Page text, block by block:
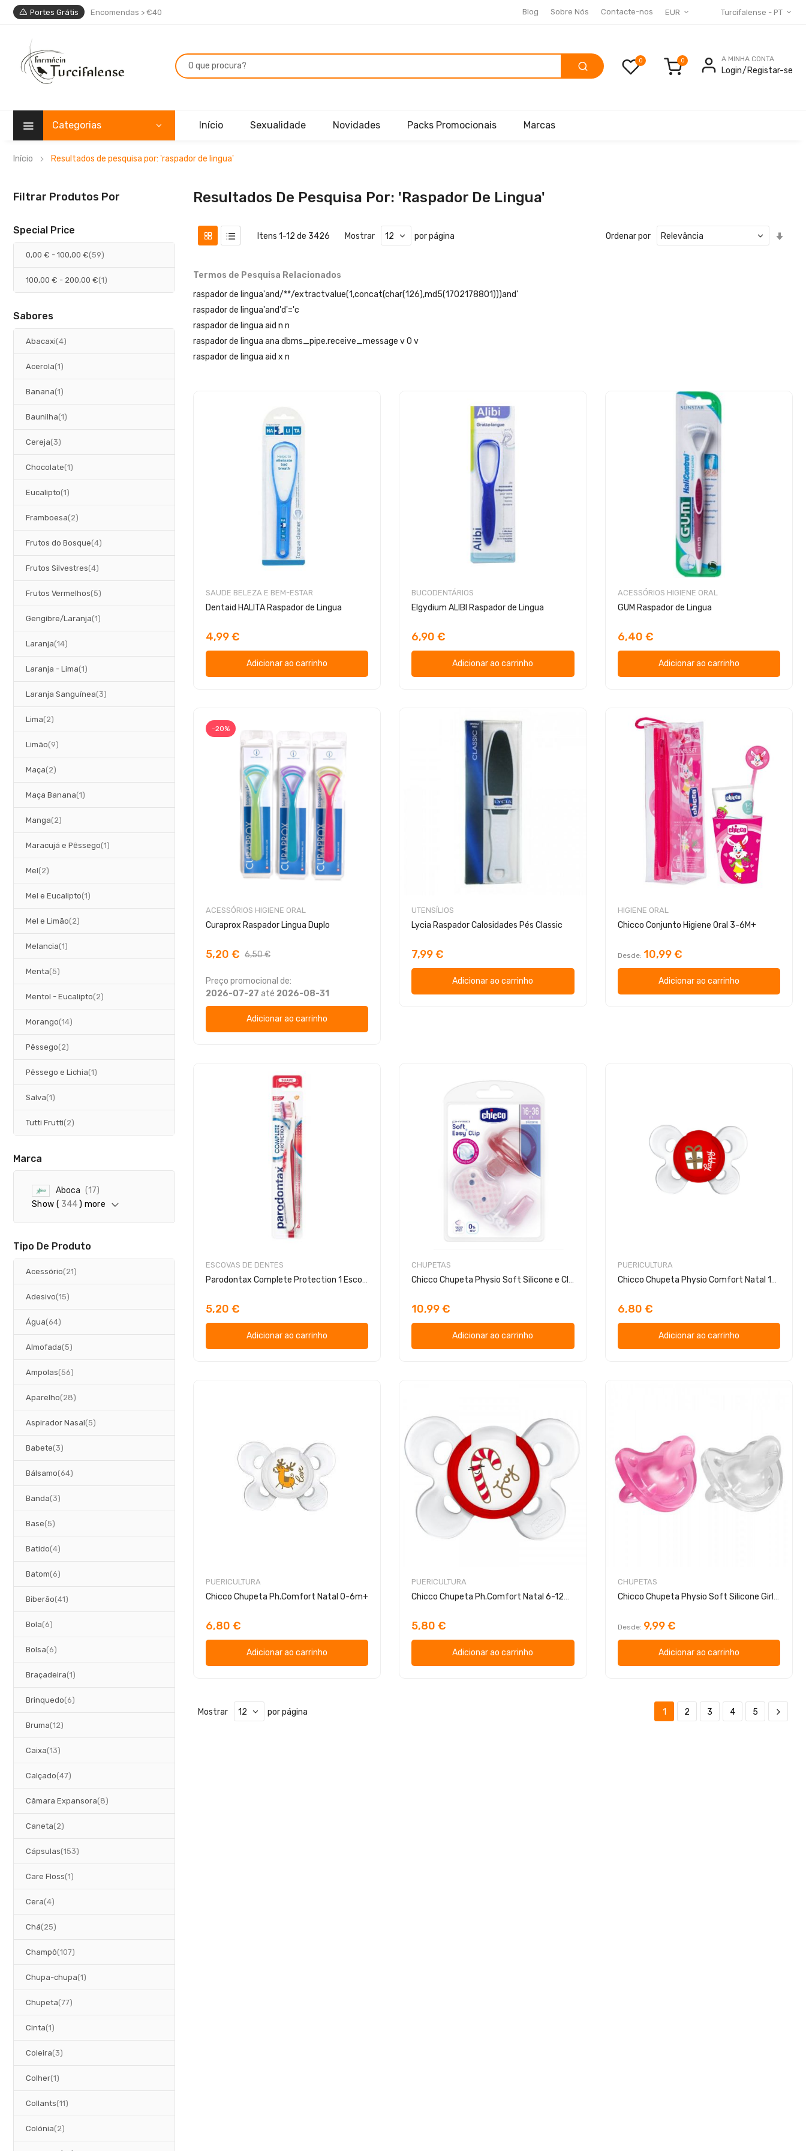
Portes Grátis Encomendas > €40 EUR Turcifalense - PT
Blog Sobre Nós Contacte-nos
0 A MINHA CONTA
Login Registar-se
Categorias Início Sexualidade Novidades Packs Promocionais Marcas
Início Resultados de pesquisa por: 'raspador de lingua'
Resultados De Pesquisa Por: 'raspador De Lingua'
Itens 1-12 de 3426 Mostrar por página Ordenar por
Termos de Pesquisa Relacionados
raspador de lingua'and/**/extractvalue(1,concat(char(126),md5(1702178801)))and'
raspador de lingua'and'd'='c
raspador de lingua aid n n
raspador de lingua ana dbms_pipe.receive_message v 0 v
raspador de lingua aid x n
SAUDE BELEZA E BEM-ESTAR
Dentaid HALITA Raspador de Lingua
4,99 €
Adicionar ao carrinho
BUCODENTÁRIOS
Elgydium ALIBI Raspador de Lingua
6,90 €
Adicionar ao carrinho
ACESSÓRIOS HIGIENE ORAL
GUM Raspador de Lingua
6,40 €
Adicionar ao carrinho
-20%
ACESSÓRIOS HIGIENE ORAL
Curaprox Raspador Lingua Duplo
5,20 € 6,50 €
Preço promocional de:
2026-07-27 até 2026-08-31
Adicionar ao carrinho
UTENSÍLIOS
Lycia Raspador Calosidades Pés Classic
7,99 €
Adicionar ao carrinho
HIGIENE ORAL
Chicco Conjunto Higiene Oral 3-6M+
Desde 10,99 €
Adicionar ao carrinho
ESCOVAS DE DENTES
Parodontax Complete Protection 1 Escova
5,20 €
Adicionar ao carrinho
CHUPETAS
Chicco Chupeta Physio Soft Silicone e Clip 16-36m
10,99 €
Adicionar ao carrinho
PUERICULTURA
Chicco Chupeta Physio Comfort Natal 12m+
6,80 €
Adicionar ao carrinho
PUERICULTURA
Chicco Chupeta Ph.Comfort Natal 0-6m+
6,80 €
Adicionar ao carrinho
PUERICULTURA
Chicco Chupeta Ph.Comfort Natal 6-12m+
5,80 €
Adicionar ao carrinho
CHUPETAS
Chicco Chupeta Physio Soft Silicone Girl 2 Unidades
Desde 9,99 €
Adicionar ao carrinho
1 2 3 4 5
Mostrar por página
Filtrar Produtos Por
Special Price
0,00 € - 100,00 € 59
artigos
100,00 € - 200,00 € 1
artigo
Sabores
Abacaxi 4
artigos
Acerola 1
artigo
Banana 1
artigo
Baunilha 1
artigo
Cereja 3
artigos
Chocolate 1
artigo
Eucalipto 1
artigo
Framboesa 2
artigos
Frutos do Bosque 4
artigos
Frutos Silvestres 4
artigos
Frutos Vermelhos 5
artigos
Gengibre/Laranja 1
artigo
Laranja 14
artigos
Laranja - Lima 1
artigo
Laranja Sanguínea 3
artigos
Lima 2
artigos
Limão 9
artigos
Maça 2
artigos
Maça Banana 1
artigo
Manga 2
artigos
Maracujá e Pêssego 1
artigo
Mel 2
artigos
Mel e Eucalipto 1
artigo
Mel e Limão 2
artigos
Melancia 1
artigo
Menta 5
artigos
Mentol - Eucalipto 2
artigos
Morango 14
artigos
Pêssego 2
artigos
Pêssego e Lichia 1
artigo
Salva 1
artigo
Tutti Frutti 2
artigos
Marca
Aboca 17
r
t
Show ( 344) more
Tipo De Produto
Acessório 21
artigos
Adesivo 15
artigos
Água 64
artigos
Almofada 5
artigos
Ampolas 56
artigos
Aparelho 28
artigos
Aspirador Nasal 5
artigos
Babete 3
artigos
Bálsamo 64
artigos
Banda 3
artigos
Base 5
artigos
Batido 4
artigos
Batom 6
artigos
Biberão 41
artigos
Bola 6
artigos
Bolsa 6
artigos
Braçadeira 1
artigo
Brinquedo 6
artigos
Bruma 12
artigos
Caixa 13
artigos
Calçado 47
artigos
Câmara Expansora 8
artigos
Caneta 2
artigos
Cápsulas 153
artigos
Care Floss 1
artigo
Cera 4
artigos
Chá 25
artigos
Champô 107
artigos
Chupa-chupa 1
artigo
Chupeta 77
artigos
Cinta 1
artigo
Coleira 3
artigos
Colher 1
artigo
Collants 11
artigos
Colónia 2
artigos